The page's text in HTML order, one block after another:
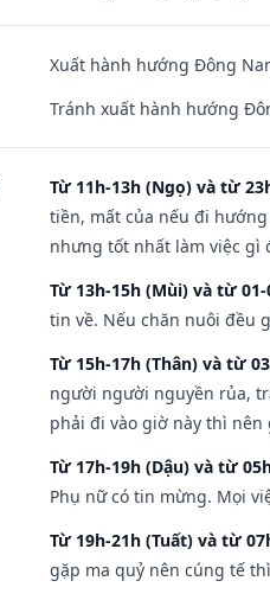
Xuất hành hướng Đông
Tránh xuất hành hướng
Từ 11h-13h (Ngọ) và từ
tiền, mất của nếu đi
nhưng tốt nhất làm việc gì
Từ 13h-15h (Mùi) và từ
tin về. Nếu chăn nuôi đều
Từ 15h-17h (Thân) và từ
người người nguyền rủa,
phải đi vào giờ này thì nên
Từ 17h-19h (Dậu) và từ
Phụ nữ có tin mừng. Mọi
Từ 19h-21h (Tuất) và từ
gặp ma quỷ nên cúng tế